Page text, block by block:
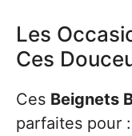
Les
Ces
Ces Beignets
parfaites pour :